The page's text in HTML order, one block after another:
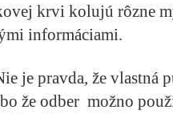
krvi kolujú rôzne
informáciami.
je pravda, že vlastná
že odber možno